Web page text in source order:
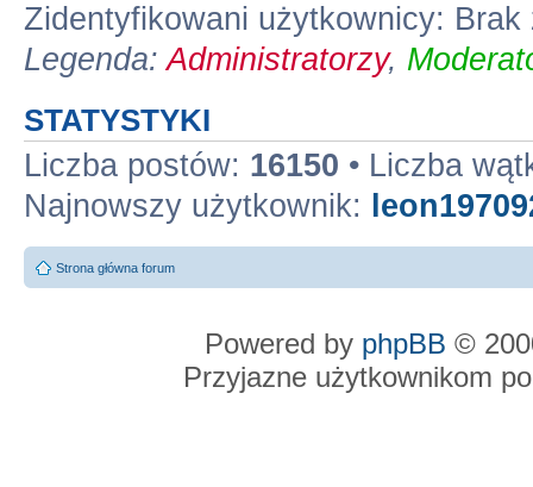
Zidentyfikowani użytkownicy:
Legenda:Administratorzy,
STATYSTYKI
Liczba postów: 16150 • Liczba
Najnowszy użytkownik:
Strona główna forum
Powered by phpBB ©
Przyjazne użytkownikom